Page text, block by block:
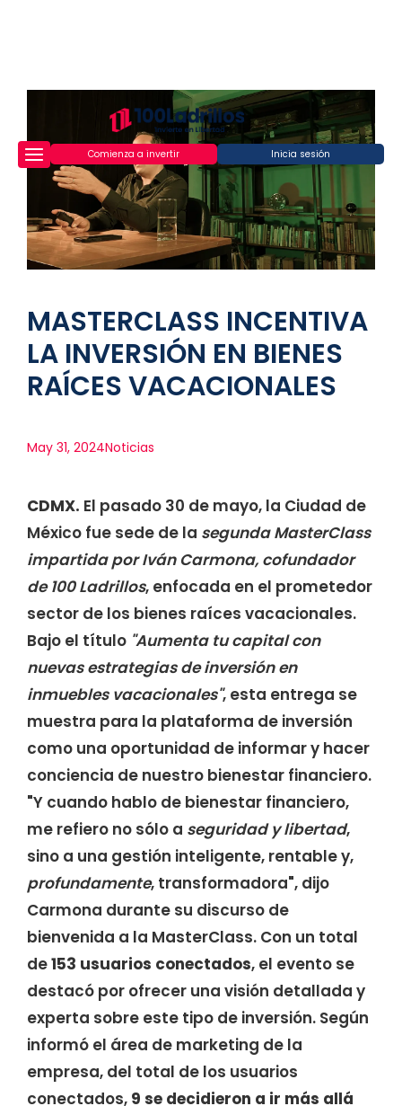
Comienza a invertir Inicia sesión
MASTERCLASS INCENTIVA
LA INVERSIÓN EN BIENES
RAÍCES VACACIONALES
May 31, 2024Noticias
CDMX. El pasado 30 de mayo, la Ciudad de
México fue sede de la segunda MasterClass
impartida por Iván Carmona, cofundador
de 100 Ladrillos, enfocada en el prometedor
sector de los bienes raíces vacacionales.
Bajo el título "Aumenta tu capital con
nuevas estrategias de inversión en
inmuebles vacacionales", esta entrega se
muestra para la plataforma de inversión
como una oportunidad de informar y hacer
conciencia de nuestro bienestar financiero.
"Y cuando hablo de bienestar financiero,
me refiero no sólo a seguridad y libertad,
sino a una gestión inteligente, rentable y,
profundamente, transformadora", dijo
Carmona durante su discurso de
bienvenida a la MasterClass. Con un total
de153 usuarios conectados, el evento se
destacó por ofrecer una visión detallada y
experta sobre este tipo de inversión. Según
informó el área de marketing de la
empresa, del total de los usuarios
conectados, 9 se decidieron a ir más allá